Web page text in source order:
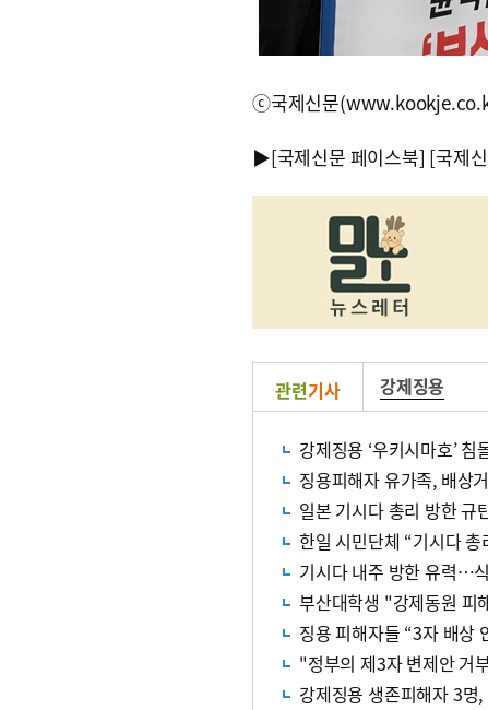
ⓒ국제신문
▶[국제신문 페이스북] [국제
관련기사 강제징용
강제징용 ‘우키시마호’
징용피해자 유가족, 배상
일본 기시다 총리 방한 규
한일 시민단체 “기시다
기시다 내주 방한 유력…
부산대학생 "강제동원 피
징용 피해자들 “3자 배상
"정부의 제3자 변제안 거
강제징용 생존피해자 3명,